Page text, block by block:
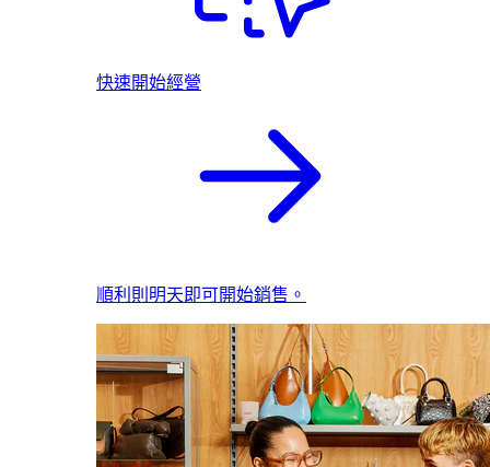
快速開始經營
順利則明天即可開始銷售。